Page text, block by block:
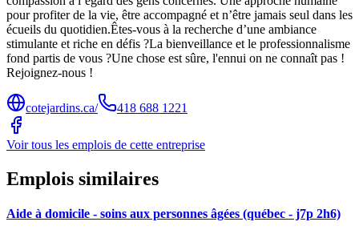
pour profiter de la vie, être accompagné et n’être jamais seul dans les
écueils du quotidien.Êtes-vous à la recherche d’une ambiance
stimulante et riche en défis ?La bienveillance et le professionnalisme
fond partis de vous ?Une chose est sûre, l'ennui on ne connaît pas !
Rejoignez-nous !
cotejardins.ca/ 418 688 1221
Voir tous les emplois de cette entreprise
Emplois similaires
Aide à domicile - soins aux personnes âgées (québec - j7p 2h6)